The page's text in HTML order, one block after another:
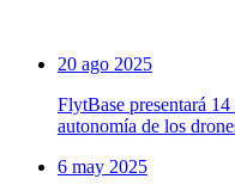
20 ago 2025
FlytBase presentará
autonomía de los
6 may 2025